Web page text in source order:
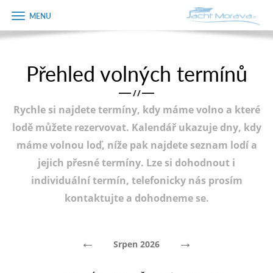
Úvodní strana
Plán plavby
Tipy na výlet
Fotogalerie
Zobrazit
menu
Přehled volných termínů
/ /
Rychle si najdete termíny, kdy máme volno a které
lodě můžete rezervovat. Kalendář ukazuje dny, kdy
máme volnou loď, níže pak najdete seznam lodí a
jejich přesné termíny. Lze si dohodnout i
individuální termín, telefonicky nás prosím
kontaktujte a dohodneme se.
← Srpen 2026 →
Objednávka
dárkového
Jméno
Telefon
E-mail